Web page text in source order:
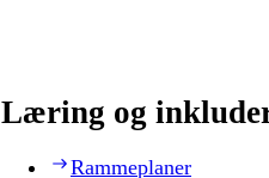
Læring og
Rammeplaner